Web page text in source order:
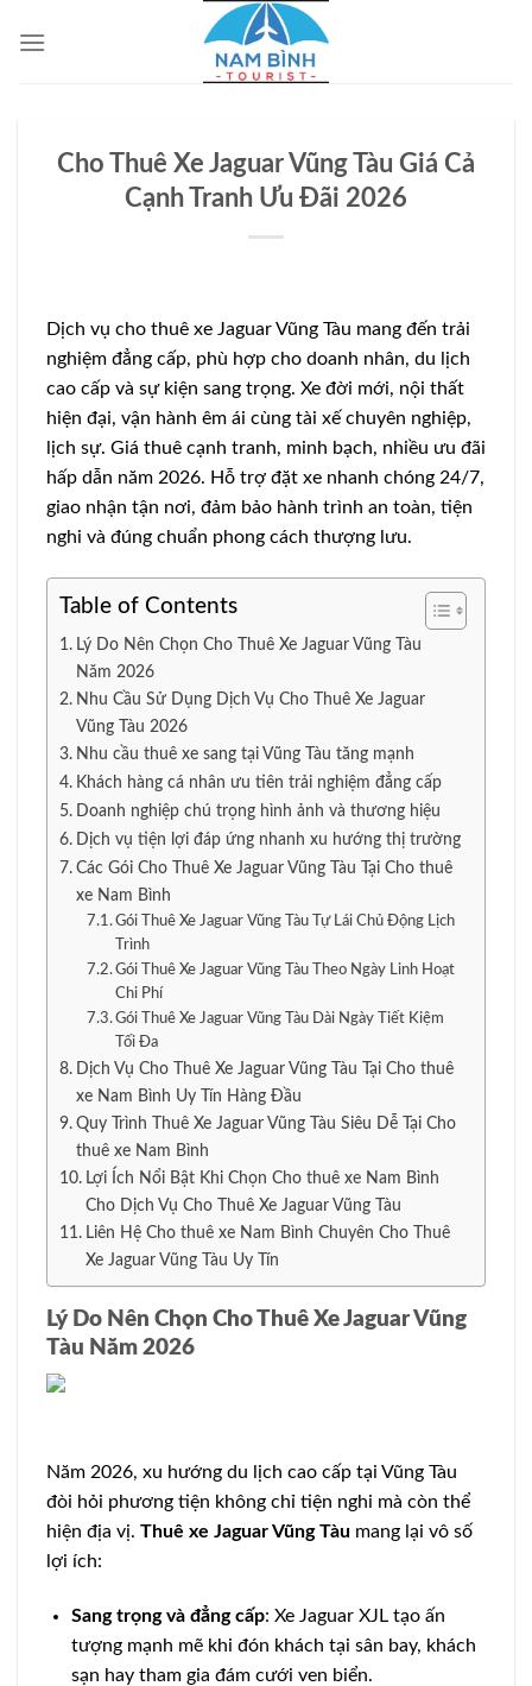
qua
Cho Thuê Xe Jaguar Vũng Tàu Giá Cả
Cạnh Tranh Ưu Đãi 2026
Dịch vụ cho thuê xe Jaguar Vũng Tàu mang đến trải
nghiệm đẳng cấp, phù hợp cho doanh nhân, du lịch
cao cấp và sự kiện sang trọng. Xe đời mới, nội thất
hiện đại, vận hành êm ái cùng tài xế chuyên nghiệp,
lịch sự. Giá thuê cạnh tranh, minh bạch, nhiều ưu đãi
hấp dẫn năm 2026. Hỗ trợ đặt xe nhanh chóng 24/7,
giao nhận tận nơi, đảm bảo hành trình an toàn, tiện
nghi và đúng chuẩn phong cách thượng lưu.
Table of Contents
Lý Do Nên Chọn Cho Thuê Xe Jaguar Vũng Tàu
Năm 2026
Nhu Cầu Sử Dụng Dịch Vụ Cho Thuê Xe Jaguar
Vũng Tàu 2026
Nhu cầu thuê xe sang tại Vũng Tàu tăng mạnh
Khách hàng cá nhân ưu tiên trải nghiệm đẳng cấp
Doanh nghiệp chú trọng hình ảnh và thương hiệu
Dịch vụ tiện lợi đáp ứng nhanh xu hướng thị trường
Các Gói Cho Thuê Xe Jaguar Vũng Tàu Tại Cho thuê
xe Nam Bình
Gói Thuê Xe Jaguar Vũng Tàu Tự Lái Chủ Động Lịch
Trình
Gói Thuê Xe Jaguar Vũng Tàu Theo Ngày Linh Hoạt
Chi Phí
Gói Thuê Xe Jaguar Vũng Tàu Dài Ngày Tiết Kiệm
Tối Đa
Dịch Vụ Cho Thuê Xe Jaguar Vũng Tàu Tại Cho thuê
xe Nam Bình Uy Tín Hàng Đầu
Quy Trình Thuê Xe Jaguar Vũng Tàu Siêu Dễ Tại Cho
thuê xe Nam Bình
Lợi Ích Nổi Bật Khi Chọn Cho thuê xe Nam Bình
Cho Dịch Vụ Cho Thuê Xe Jaguar Vũng Tàu
Liên Hệ Cho thuê xe Nam Bình Chuyên Cho Thuê
Xe Jaguar Vũng Tàu Uy Tín
Lý Do Nên Chọn Cho Thuê Xe Jaguar Vũng
Tàu Năm 2026
Năm 2026, xu hướng du lịch cao cấp tại Vũng Tàu
đòi hỏi phương tiện không chỉ tiện nghi mà còn thể
hiện địa vị. Thuê xe Jaguar Vũng Tàu mang lại vô số
lợi ích:
Sang trọng và đẳng cấp: Xe Jaguar XJL tạo ấn
tượng mạnh mẽ khi đón khách tại sân bay, khách
sạn hay tham gia đám cưới ven biển.